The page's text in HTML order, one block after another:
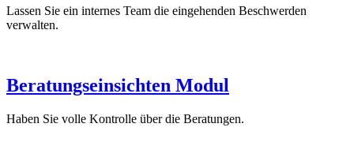
Lassen Sie ein internes Team die eingehenden Beschwerden
verwalten.
Beratungseinsichten Modul
Haben Sie volle Kontrolle über die Beratungen.